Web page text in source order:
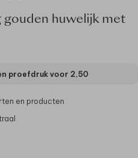
huwelijk met
proefdruk voor 2,50
en producten